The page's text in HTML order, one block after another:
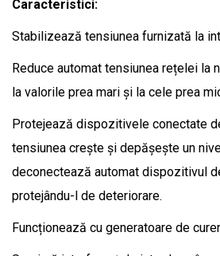
Caracteristici:
Stabilizează tensiunea furnizată la
Reduce automat tensiunea rețelei la
la valorile prea mari și la cele prea
Protejează dispozitivele conectate
tensiunea crește și depășește un
deconectează automat dispozitivul
protejându-l de deteriorare.
Funcționează cu generatoare de